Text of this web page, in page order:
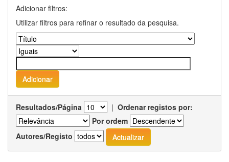
Adicionar filtros:
Utilizar filtros para refinar o resultado da pesquisa.
Resultados/Página | Ordenar registos por:
Por ordem
Autores/Registo